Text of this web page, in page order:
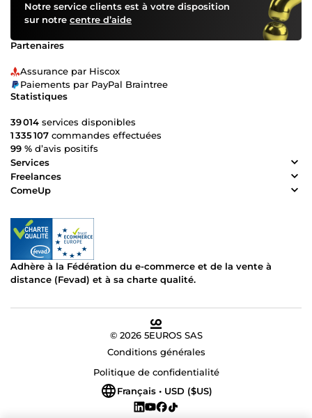
Notre service clients est à votre disposition
sur notre centre d’aide
Partenaires
Assurance par Hiscox
Paiements par PayPal Braintree
Statistiques
39 014 services disponibles
1 335 107 commandes effectuées
99 % d’avis positifs
Services
Freelances
ComeUp
Adhère à la Fédération du e-commerce et de la vente à
distance (Fevad) et à sa charte qualité.
© 2026 5EUROS SAS
Conditions générales
Politique de confidentialité
Français • USD ($US)